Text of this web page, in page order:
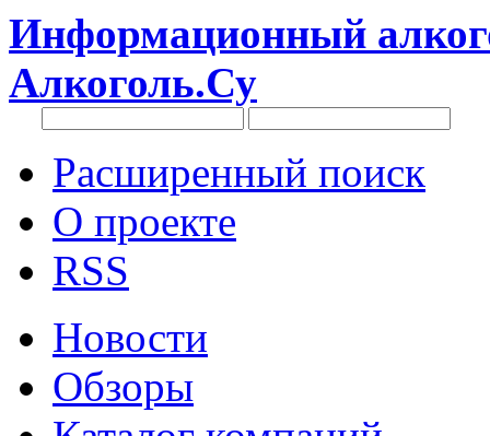
Информационный
Алкоголь.Су
Расширенный поиск
О проекте
RSS
Новости
Обзоры